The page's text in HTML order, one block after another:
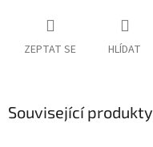
ZEPTAT SE HLÍDAT
Související produkty